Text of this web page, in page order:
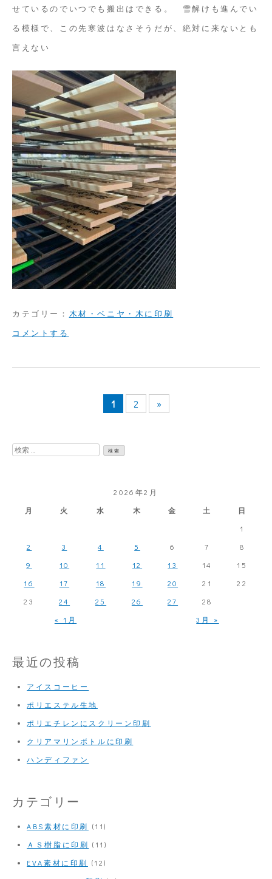
せているのでいつでも搬出はできる。 雪解けも進んでい
る模様で、この先寒波はなさそうだが、絶対に来ないとも
言えない
カテゴリー： 木材・ベニヤ・木に印刷
コメントする
札
1 2 »
検
2026年2月
月
火 水 木 金 土 日
« 1月 3月 »
1
2
3 4 5 6 7
8
9
10 11 12 13 14
15
16
17 18 19 20 21
22
23
24 25 26 27 28
最近の投稿
アイスコーヒー
ポリエステル生地
ポリエチレンにスクリーン印刷
クリアマリンボトルに印刷
ハンディファン
カテゴリー
ABS素材に印刷 (11)
ＡＳ樹脂に印刷 (11)
EVA素材に印刷 (12)